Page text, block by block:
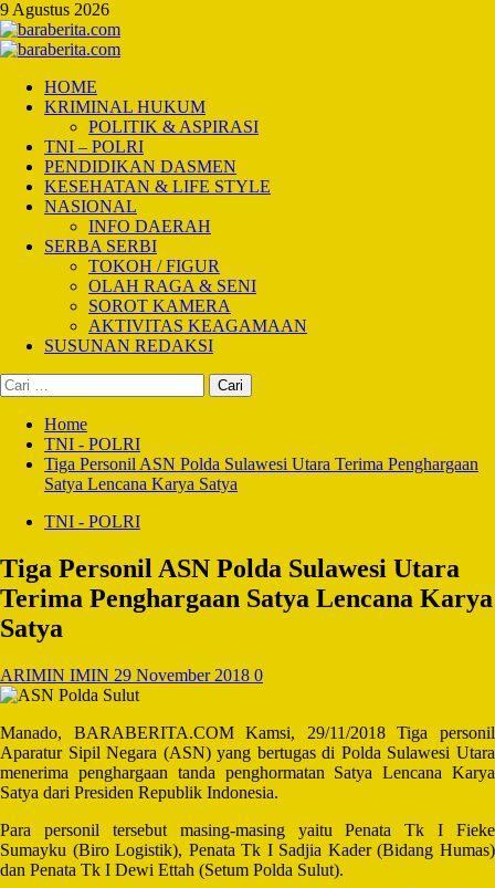
Skip
to
content
9 Agustus 2026
Primary
HOME
KRIMINAL HUKUM
POLITIK & ASPIRASI
TNI – POLRI
PENDIDIKAN DASMEN
KESEHATAN & LIFE STYLE
NASIONAL
INFO DAERAH
SERBA SERBI
TOKOH / FIGUR
OLAH RAGA & SENI
SOROT KAMERA
AKTIVITAS KEAGAMAAN
SUSUNAN REDAKSI
Cari
untuk:
Home
TNI - POLRI
Tiga Personil ASN Polda Sulawesi Utara Terima Penghargaan
Satya Lencana Karya Satya
TNI - POLRI
Tiga Personil ASN Polda Sulawesi Utara
Terima Penghargaan Satya Lencana Karya
Satya
ARIMIN IMIN 29 November 2018 0
Manado, BARABERITA.COM Kamsi, 29/11/2018 Tiga personil
Aparatur Sipil Negara (ASN) yang bertugas di Polda Sulawesi Utara
menerima penghargaan tanda penghormatan Satya Lencana Karya
Satya dari Presiden Republik Indonesia.
Para personil tersebut masing-masing yaitu Penata Tk I Fieke
Sumayku (Biro Logistik), Penata Tk I Sadjia Kader (Bidang Humas)
dan Penata Tk I Dewi Ettah (Setum Polda Sulut).